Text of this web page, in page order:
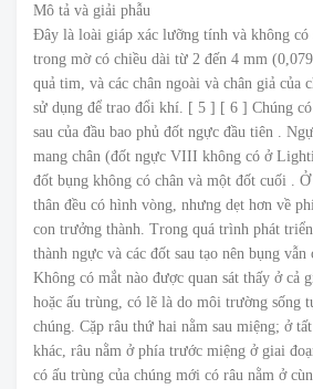
Mô tả và giải phẫu
Đây là loài giáp xác lưỡng tính và không có
trong mờ có chiều dài từ 2 đến 4 mm
quả tim, và các chân ngoài và chân giả của
sử dụng để trao đổi khí. [ 5 ] [ 6 ] Chúng
sau của đầu bao phủ đốt ngực đầu tiên .
mang chân (đốt ngực VIII không có ở
đốt bụng không có chân và một đốt cuối .
thân đều có hình vòng, nhưng dẹt hơn về
con trưởng thành. Trong quá trình phát
thành ngực và các đốt sau tạo nên bụng
Không có mắt nào được quan sát thấy ở cả
hoặc ấu trùng, có lẽ là do môi trường sống
chúng. Cặp râu thứ hai nằm sau miệng; ở
khác, râu nằm ở phía trước miệng ở giai
có ấu trùng của chúng mới có râu nằm ở